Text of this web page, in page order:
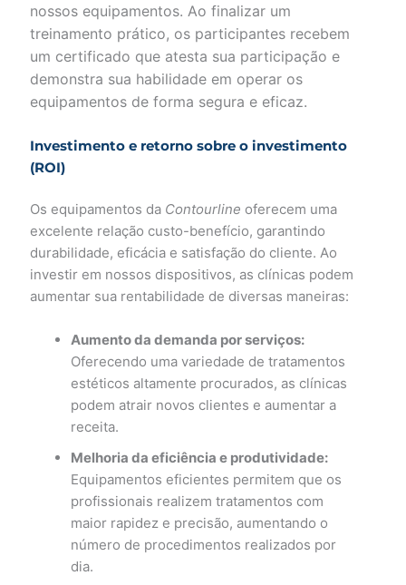
nossos equipamentos. Ao finalizar um
treinamento prático, os participantes recebem
um certificado que atesta sua participação e
demonstra sua habilidade em operar os
equipamentos de forma segura e eficaz.
Investimento e retorno sobre o investimento
(ROI)
Os equipamentos da Contourline oferecem uma
excelente relação custo-benefício, garantindo
durabilidade, eficácia e satisfação do cliente. Ao
investir em nossos dispositivos, as clínicas podem
aumentar sua rentabilidade de diversas maneiras:
Aumento da demanda por serviços:
Oferecendo uma variedade de tratamentos
estéticos altamente procurados, as clínicas
podem atrair novos clientes e aumentar a
receita.
Melhoria da eficiência e produtividade:
Equipamentos eficientes permitem que os
profissionais realizem tratamentos com
maior rapidez e precisão, aumentando o
número de procedimentos realizados por
dia.